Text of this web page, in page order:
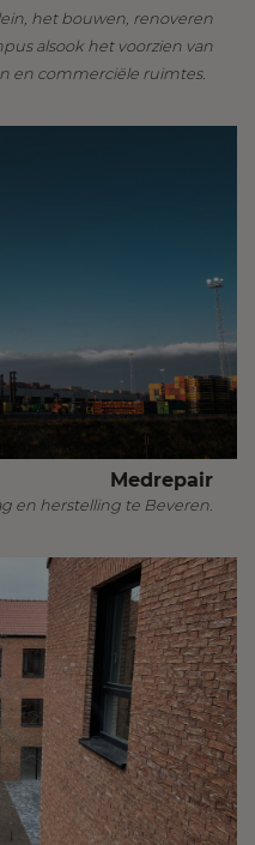
het bouwen, renoveren
alsook het voorzien van
en commerciële ruimtes.
Medrepair
en herstelling te Beveren.